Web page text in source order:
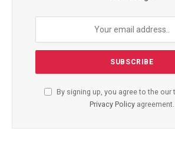
By signing up, you agree to the our
Privacy Policy agreement.